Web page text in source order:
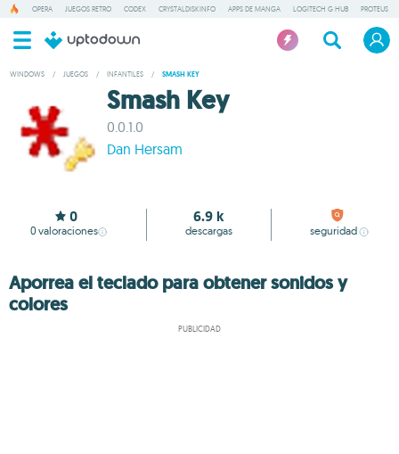
OPERA JUEGOS RETRO CODEX CRYSTALDISKINFO APPS DE MANGA LOGITECH G HUB PROTEUS
WINDOWS / JUEGOS / INFANTILES / SMASH KEY
Smash Key
0.0.1.0
Dan Hersam
0
0 valoraciones
6.9 k
descargas seguridad
Aporrea el teclado para obtener sonidos y
colores
PUBLICIDAD